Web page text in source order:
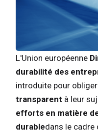
L'Union européenne
durabilité des
introduite pour
transparent à leur
efforts en matière
durabledans le cadre